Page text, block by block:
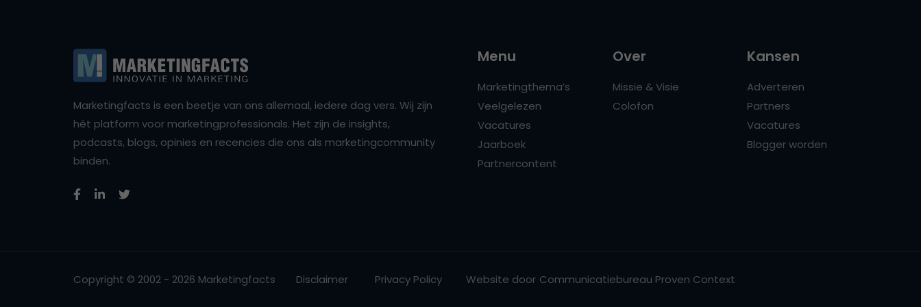
Marketingfacts is een beetje van ons allemaal, iedere dag vers. Wij zijn
hét platform voor marketingprofessionals. Het zijn de insights,
podcasts, blogs, opinies en recencies die ons als marketingcommunity
binden.
Menu
Marketingthema’s
Veelgelezen
Vacatures
Jaarboek
Partnercontent
Over
Missie & Visie
Colofon
Kansen
Adverteren
Partners
Vacatures
Blogger worden
Copyright © 2002 - 2026 Marketingfacts Disclaimer Privacy Policy Website door Communicatiebureau Proven Context